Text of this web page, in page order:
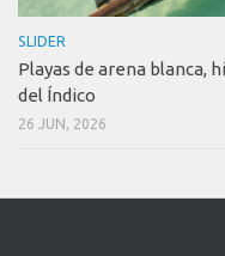
SLIDER
Playas de arena blanca,
del Índico
26 JUN, 2026